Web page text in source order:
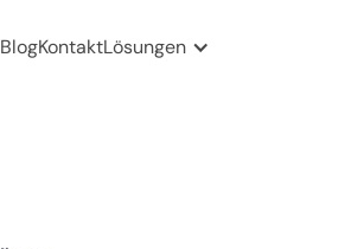
BlogKontaktLösungen